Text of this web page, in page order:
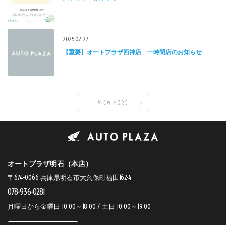
2025.02.27
【重要】オートプラザ西神店 一時閉店のお知らせ
VIEW MORE
オートプラザ明石（本店）
〒674-0066 兵庫県明石市大久保町福田162-4
078-936-0281
月曜日から金曜日 10:00～18:00 / 土日 10:00～19:00